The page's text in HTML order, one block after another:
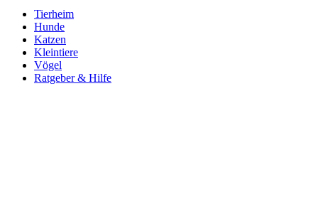
Tierheim
Hunde
Katzen
Kleintiere
Vögel
Ratgeber & Hilfe